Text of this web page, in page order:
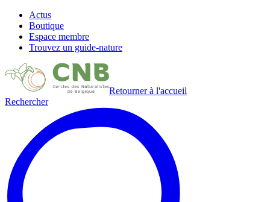
Actus
Boutique
Espace membre
Trouvez un guide-nature
Retourner à l'accueil
Rechercher